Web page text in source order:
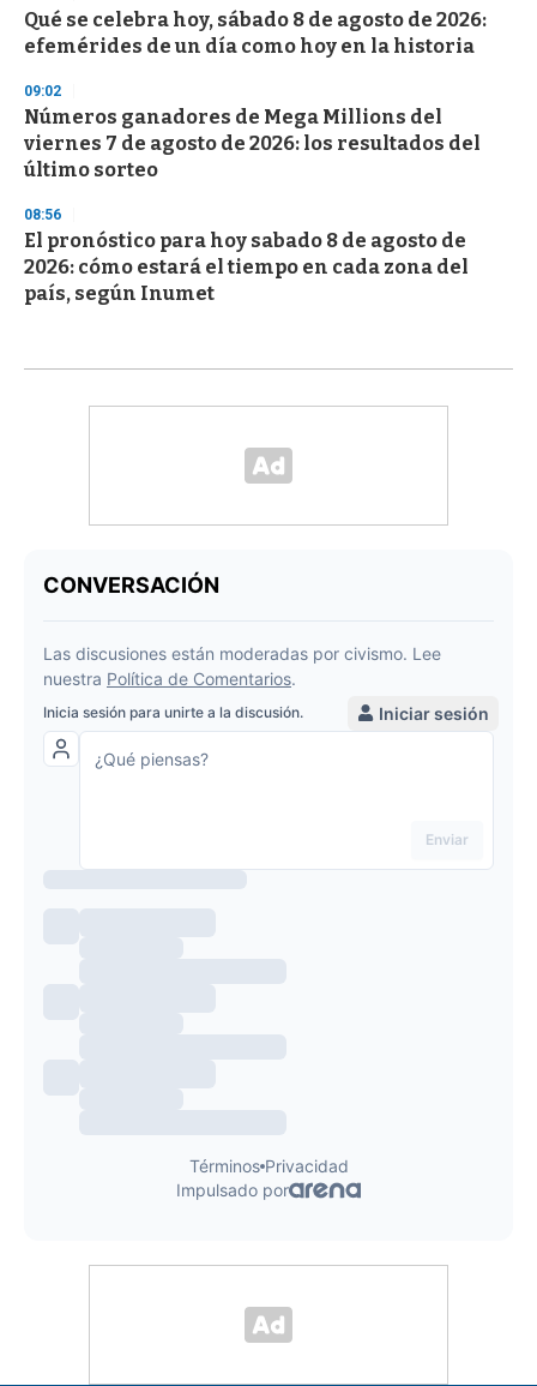
Qué se celebra hoy, sábado 8 de agosto de 2026:
efemérides de un día como hoy en la historia
09:02
Números ganadores de Mega Millions del
viernes 7 de agosto de 2026: los resultados del
último sorteo
08:56
El pronóstico para hoy sabado 8 de agosto de
2026: cómo estará el tiempo en cada zona del
país, según Inumet